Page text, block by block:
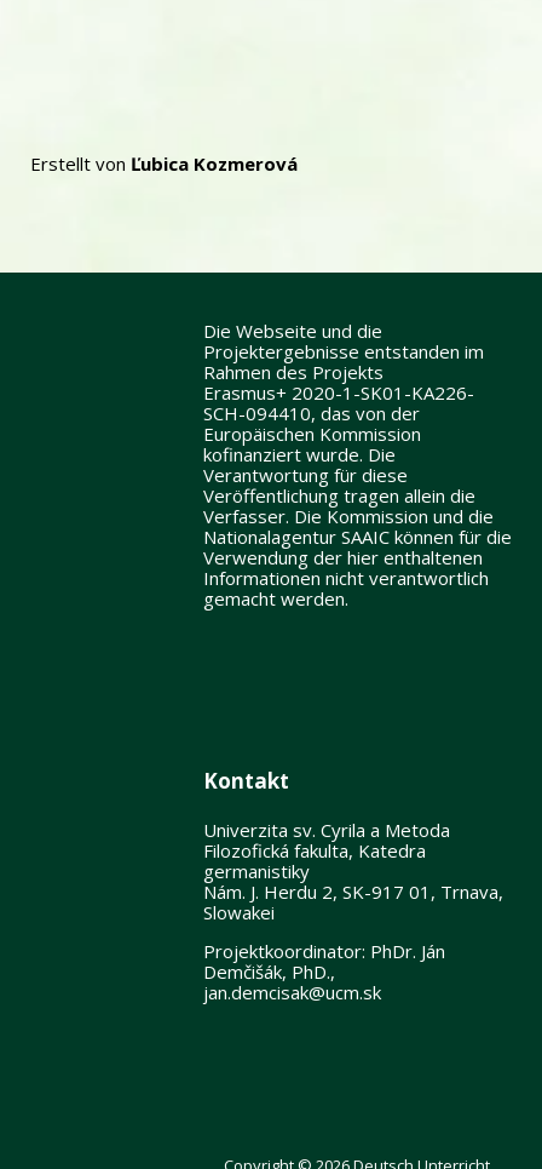
Erstellt von Ľubica Kozmerová
Die Webseite und die
Projektergebnisse entstanden im
Rahmen des Projekts
Erasmus+ 2020-1-SK01-KA226-
SCH-094410, das von der
Europäischen Kommission
kofinanziert wurde. Die
Verantwortung für diese
Veröffentlichung tragen allein die
Verfasser. Die Kommission und die
Nationalagentur SAAIC können für die
Verwendung der hier enthaltenen
Informationen nicht verantwortlich
gemacht werden.
Kontakt
Univerzita sv. Cyrila a Metoda
Filozofická fakulta, Katedra
germanistiky
Nám. J. Herdu 2, SK-917 01, Trnava,
Slowakei
Projektkoordinator: PhDr. Ján
Demčišák, PhD.,
jan.demcisak@ucm.sk